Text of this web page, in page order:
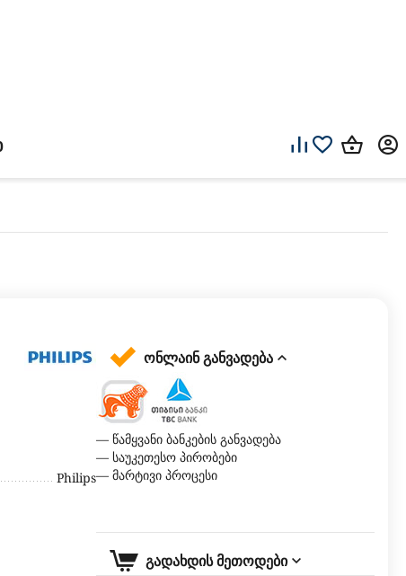
Philips
ონლაინ განვადება
— წამყვანი ბანკების განვადება
— საუკეთესო პირობები
— მარტივი პროცესი
გადახდის მეთოდები